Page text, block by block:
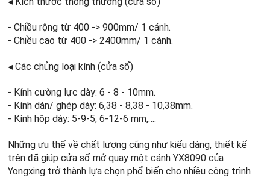
- Chiều rộng từ 400 -> 900mm/ 1 cánh.
- Chiều cao từ 400 -> 2400mm/ 1 cánh.
◂ Các chủng loại kính (cửa sổ)
- Kính cường lực dày: 6 - 8 - 10mm.
- Kính dán/ ghép dày: 6,38 - 8,38 - 10,38mm.
- Kính hộp dày: 5-9-5, 6-12-6 mm,….
Những ưu thế về chất lượng cũng như kiểu dáng, thiết kế
trên đã giúp cửa sổ mở quay một cánh YX8090 của
Yongxing trở thành lựa chọn phổ biến cho nhiều công trình